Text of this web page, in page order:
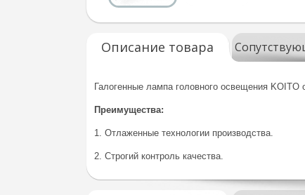
Описание товара
Галогенные лампа головного освещения KOITO
Преимущества:
1. Отлаженные технологии производства.
2. Строгий контроль качества.